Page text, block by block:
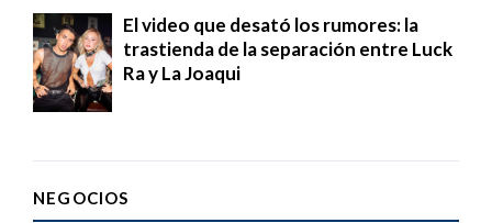
El video que desató los rumores: la
trastienda de la separación entre Luck
Ra y La Joaqui
NEGOCIOS